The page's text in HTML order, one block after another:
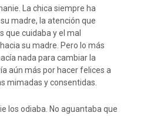
La chica siempre ha
madre, la atención que
que cuidaba y el mal
su madre. Pero lo más
nada para cambiar la
aún más por hacer felices a
mimadas y consentidas.
los odiaba. No aguantaba que